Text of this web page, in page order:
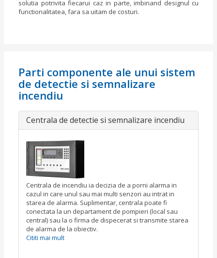
solutia potrivita fiecarui caz in parte, imbinand designul cu
functionalitatea, fara sa uitam de costuri.
Parti componente ale unui sistem
de detectie si semnalizare
incendiu
Centrala de detectie si semnalizare incendiu
Centrala de incendiu ia decizia de a porni alarma in
cazul in care unul sau mai multi senzori au intrat in
starea de alarma. Suplimentar, centrala poate fi
conectata la un departament de pompieri (local sau
central) sau la o firma de dispecerat si transmite starea
de alarma de la obiectiv.
Cititi mai mult